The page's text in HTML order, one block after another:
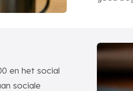
en het social
sociale